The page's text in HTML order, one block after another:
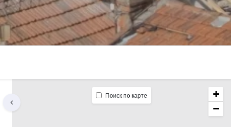
+
−
Поиск по карте